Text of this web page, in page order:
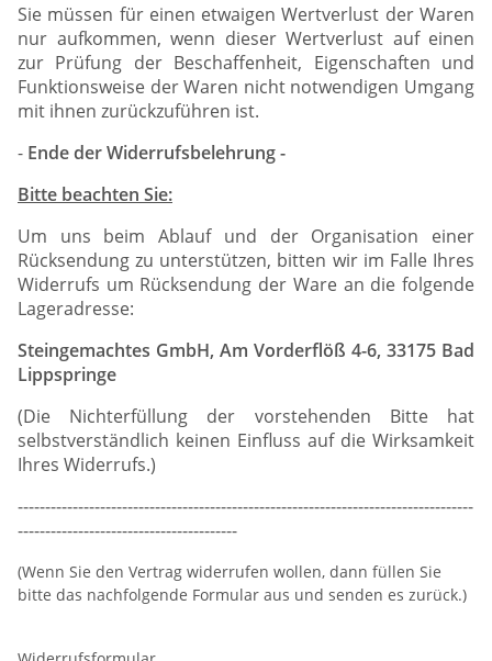
Sie müssen für einen etwaigen Wertverlust der Waren
nur aufkommen, wenn dieser Wertverlust auf einen
zur Prüfung der Beschaffenheit, Eigenschaften und
Funktionsweise der Waren nicht notwendigen Umgang
mit ihnen zurückzuführen ist.
- Ende der Widerrufsbelehrung -
Bitte beachten Sie:
Um uns beim Ablauf und der Organisation einer
Rücksendung zu unterstützen, bitten wir im Falle Ihres
Widerrufs um Rücksendung der Ware an die folgende
Lageradresse:
Steingemachtes GmbH, Am Vorderflöß 4-6, 33175 Bad
Lippspringe
(Die Nichterfüllung der vorstehenden Bitte hat
selbstverständlich keinen Einfluss auf die Wirksamkeit
Ihres Widerrufs.)
-----------------------------------------------------------------------------------
----------------------------------------
(Wenn Sie den Vertrag widerrufen wollen, dann füllen Sie
bitte das nachfolgende Formular aus und senden es zurück.)